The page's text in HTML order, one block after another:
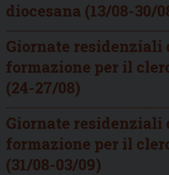
diocesana (13/08-30/
Giornate residenziali
formazione per il
(24-27/08)
Giornate residenziali
formazione per il
(31/08-03/09)